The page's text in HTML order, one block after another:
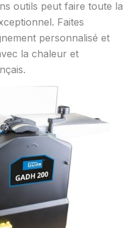
outils peut faire toute la
Faites
personnalisé et
la chaleur et